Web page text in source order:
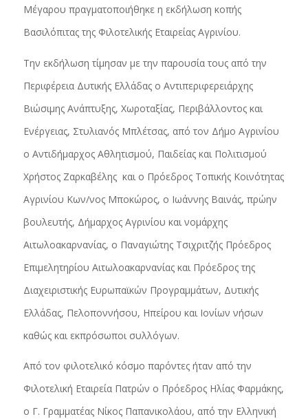
Μέγαρου πραγματοποιήθηκε η εκδήλωση κοπής
Βασιλόπιτας της Φιλοτελικής Εταιρείας Αγρινίου.
Την εκδήλωση τίμησαν με την παρουσία τους από την
Περιφέρεια Δυτικής Ελλάδας ο Αντιπεριφερειάρχης
Βιώσιμης Ανάπτυξης, Χωροταξίας, Περιβάλλοντος και
Ενέργειας, Στυλιανός Μπλέτσας, από τον Δήμο Αγρινίου
ο Αντιδήμαρχος Αθλητισμού, Παιδείας και Πολιτισμού
Χρήστος Ζαρκαβέλης και ο Πρόεδρος Τοπικής Κοινότητας
Αγρινίου Κων/νος Μποκώρος, ο Ιωάννης Βαινάς, πρώην
βουλευτής, Δήμαρχος Αγρινίου και νομάρχης
Αιτωλοακαρνανίας, ο Παναγιώτης Τσιχριτζής Πρόεδρος
Επιμελητηρίου Αιτωλοακαρνανίας και Πρόεδρος της
Διαχειριστικής Ευρωπαϊκών Προγραμμάτων, Δυτικής
Ελλάδας, Πελοποννήσου, Ηπείρου και Ιονίων νήσων
καθώς και εκπρόσωποι συλλόγων.
Από τον φιλοτελικό κόσμο παρόντες ήταν από την
Φιλοτελική Εταιρεία Πατρών ο Πρόεδρος Ηλίας Φαρμάκης,
ο Γ. Γραμματέας Νίκος Παπανικολάου, από την Ελληνική